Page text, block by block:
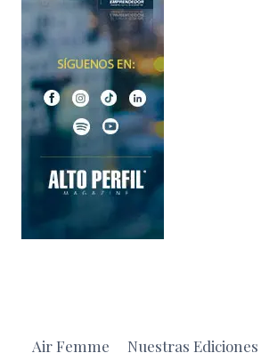
Air Femme Nuestras Ediciones